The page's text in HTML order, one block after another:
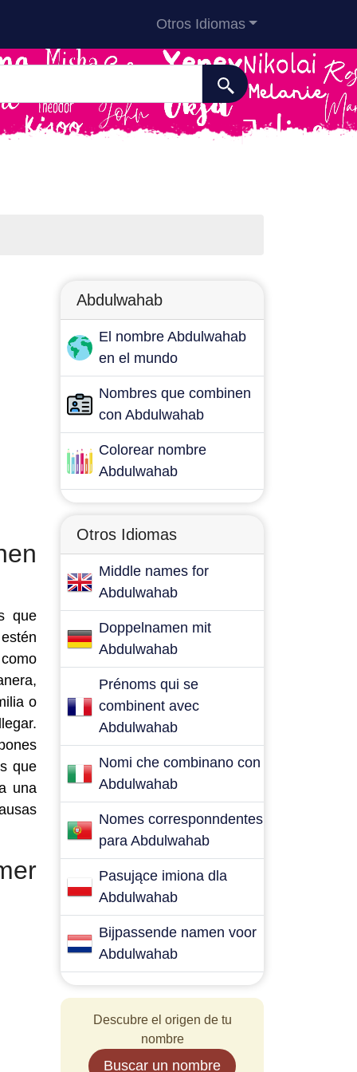
Otros Idiomas
que
o
que
una
Abdulwahab
El nombre Abdulwahab
en el mundo
Nombres que combinen
con Abdulwahab
Colorear nombre
Abdulwahab
Otros Idiomas
Middle names for
Abdulwahab
Doppelnamen mit
Abdulwahab
Prénoms qui se
combinent avec
Abdulwahab
Nomi che combinano con
Abdulwahab
Nomes corresponndentes
para Abdulwahab
Pasujące imiona dla
Abdulwahab
Bijpassende namen voor
Abdulwahab
Descubre el origen de tu
nombre
Buscar un nombre